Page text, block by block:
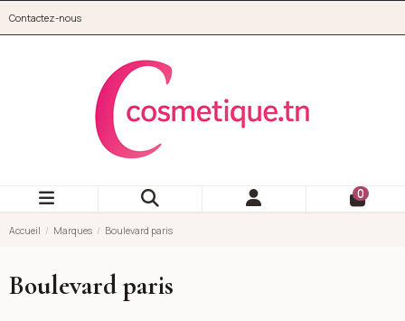
Contactez-nous
0
Accueil Marques Boulevard paris
Boulevard paris